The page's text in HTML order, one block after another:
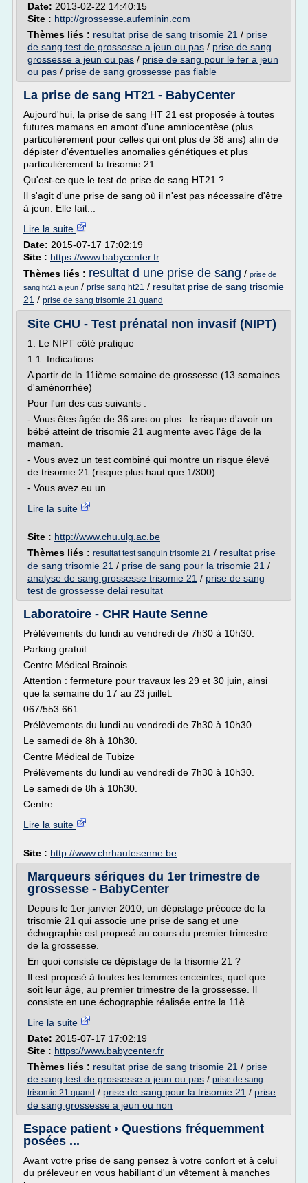
Date: 2013-02-22 14:40:15
Site : http://grossesse.aufeminin.com
Thèmes liés : resultat prise de sang trisomie 21 / prise
de sang test de grossesse a jeun ou pas / prise de sang
grossesse a jeun ou pas / prise de sang pour le fer a jeun
ou pas / prise de sang grossesse pas fiable
La prise de sang HT21 - BabyCenter
Aujourd'hui, la prise de sang HT 21 est proposée à toutes
futures mamans en amont d'une amniocentèse (plus
particulièrement pour celles qui ont plus de 38 ans) afin de
dépister d'éventuelles anomalies génétiques et plus
particulièrement la trisomie 21.
Qu'est-ce que le test de prise de sang HT21 ?
Il s'agit d'une prise de sang où il n'est pas nécessaire d'être
à jeun. Elle fait...
Lire la suite
Date: 2015-07-17 17:02:19
Site : https://www.babycenter.fr
Thèmes liés : resultat d une prise de sang / prise de
sang ht21 a jeun / prise sang ht21 / resultat prise de sang trisomie
21 / prise de sang trisomie 21 quand
Site CHU - Test prénatal non invasif (NIPT)
1. Le NIPT côté pratique
1.1. Indications
A partir de la 11ième semaine de grossesse (13 semaines
d'aménorrhée)
Pour l'un des cas suivants :
- Vous êtes âgée de 36 ans ou plus : le risque d'avoir un
bébé atteint de trisomie 21 augmente avec l'âge de la
maman.
- Vous avez un test combiné qui montre un risque élevé
de trisomie 21 (risque plus haut que 1/300).
- Vous avez eu un...
Lire la suite
Site : http://www.chu.ulg.ac.be
Thèmes liés : resultat test sanguin trisomie 21 / resultat prise
de sang trisomie 21 / prise de sang pour la trisomie 21 /
analyse de sang grossesse trisomie 21 / prise de sang
test de grossesse delai resultat
Laboratoire - CHR Haute Senne
Prélèvements du lundi au vendredi de 7h30 à 10h30.
Parking gratuit
Centre Médical Brainois
Attention : fermeture pour travaux les 29 et 30 juin, ainsi
que la semaine du 17 au 23 juillet.
067/553 661
Prélèvements du lundi au vendredi de 7h30 à 10h30.
Le samedi de 8h à 10h30.
Centre Médical de Tubize
Prélèvements du lundi au vendredi de 7h30 à 10h30.
Le samedi de 8h à 10h30.
Centre...
Lire la suite
Site : http://www.chrhautesenne.be
Marqueurs sériques du 1er trimestre de
grossesse - BabyCenter
Depuis le 1er janvier 2010, un dépistage précoce de la
trisomie 21 qui associe une prise de sang et une
échographie est proposé au cours du premier trimestre
de la grossesse.
En quoi consiste ce dépistage de la trisomie 21 ?
Il est proposé à toutes les femmes enceintes, quel que
soit leur âge, au premier trimestre de la grossesse. Il
consiste en une échographie réalisée entre la 11è...
Lire la suite
Date: 2015-07-17 17:02:19
Site : https://www.babycenter.fr
Thèmes liés : resultat prise de sang trisomie 21 / prise
de sang test de grossesse a jeun ou pas / prise de sang
trisomie 21 quand / prise de sang pour la trisomie 21 / prise
de sang grossesse a jeun ou non
Espace patient › Questions fréquemment
posées ...
Avant votre prise de sang pensez à votre confort et à celui
du préleveur en vous habillant d'un vêtement à manches